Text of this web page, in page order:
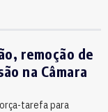
remoção de
na Câmara
tarefa para